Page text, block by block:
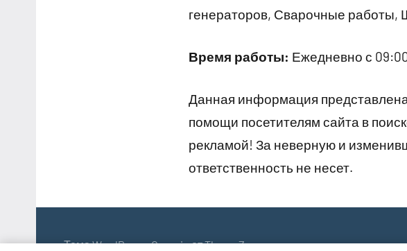
генераторов, Сварочные
Время работы: Ежедневно с
Данная информация
помощи посетителям сайта в
рекламой! За неверную и
ответственность не несет.
Тема WordPress: Occasio от ThemeZee.